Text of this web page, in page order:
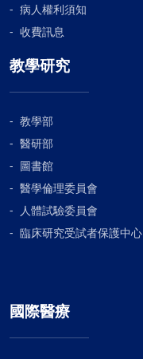
病人權利須知
收費訊息
教學研究
教學部
醫研部
圖書館
醫學倫理委員會
人體試驗委員會
臨床研究受試者保護中心
國際醫療